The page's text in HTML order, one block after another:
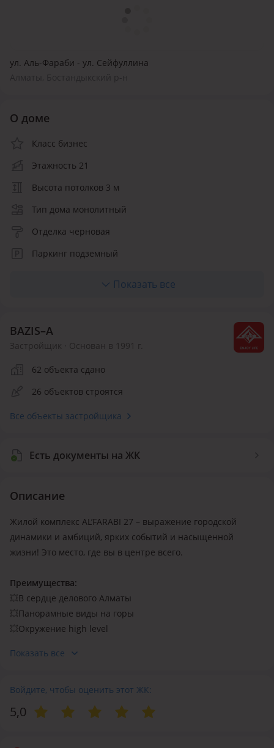
ул. Аль-Фараби - ул. Сейфуллина
О доме
Класс бизнес
Этажность 21
Высота потолков 3 м
Тип дома монолитный
Отделка черновая
Паркинг подземный
Материалы фасада керамические панели
Инфраструктура внутри ЖК
Детская площадка
Воркаут площадка
Безопасность
Показать все
BAZIS–А
Застройщик · Основан в 1991 г.
62 объекта сдано
26 объектов строятся
Все объекты застройщика
Есть документы на ЖК
Описание
Жилой комплекс AL’FARABI 27 – выражение городской
динамики и амбиций, ярких событий и насыщенной
жизни! Это место, где вы в центре всего.
Преимущества:
💥В сердце делового Алматы
💥Панорамные виды на горы
💥Окружение high level
💥Street retail
💥Комплексная система безопасности
Просторные квартиры до 155 м2
💥 Высокие потолки до 3,9 м
Показать все
Войдите, чтобы оценить этот ЖК:
5,0